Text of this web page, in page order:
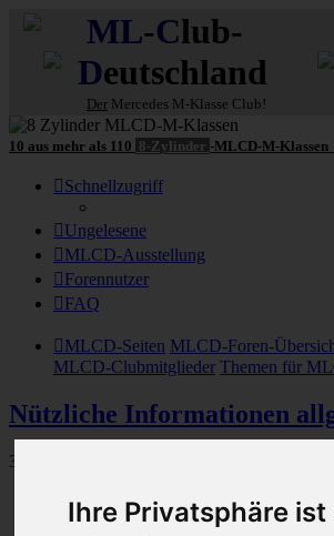
Ihre Privatsphäre ist
ML-Club-
Deutschland
Der Mercedes M-Klasse Club!
10 aus mehr als 110 8-Zylinder -MLCD-M-Klassen
Schnellzugriff
Ungelesene
MLCD-Ausstellung
Forennutzer
FAQ
MLCD-Seiten MLCD-Foren-
MLCD-Clubmitglieder Themen für
Nützliche Informationen
328 Beiträge
Seite
4
Gehe zu Seite: